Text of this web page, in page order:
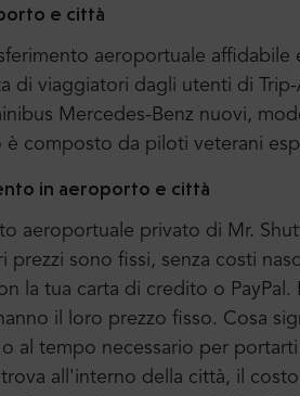
e città
aeroportuale
di viaggiatori dagli utenti di
Mercedes-Benz nuovi,
è composto da piloti veterani
in aeroporto e città
aeroportuale privato di Mr.
prezzi sono fissi, senza costi
la tua carta di credito o
il loro prezzo fisso. Cosa
o al tempo necessario per
all'interno della città, il